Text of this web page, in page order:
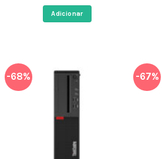
era:
799,00 €.
Adicionar
-68% -67%